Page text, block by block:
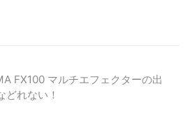
FX100 マルチエフェクターの出
どれない！